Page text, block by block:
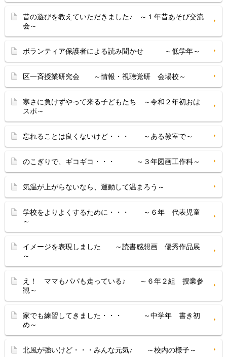
昔の遊びを教えていただきました♪ ～１年昔あそび交流
会～
ボランティア保護者による読み聞かせ ～低学年～
区一斉授業研究会 ～情報・視聴覚研 会場校～
寒さに負けずやって来る子どもたち ～令和２年初おは
スポ～
忘れることは良くないけど・・・ ～ある教室で～
のこぎりで、ギコギコ・・・ ～３年図画工作科～
気温が上がらないなら、運動して温まろう～
学校をよりよくするために・・・ ～６年 代表児童
～
イメージを表現しました ～読書感想画 優秀作品展
～
え！ ママもパパも走っている♪ ～６年２組 授業参
観～
家でも練習してきました・・・ ～中学年 書き初
め～
北風が強いけど・・・みんな元気♪ ～校内の様子～